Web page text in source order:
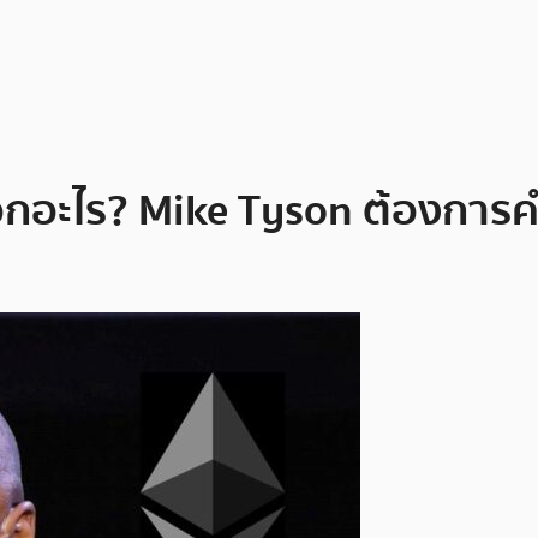
ะไร? Mike Tyson ต้องกา